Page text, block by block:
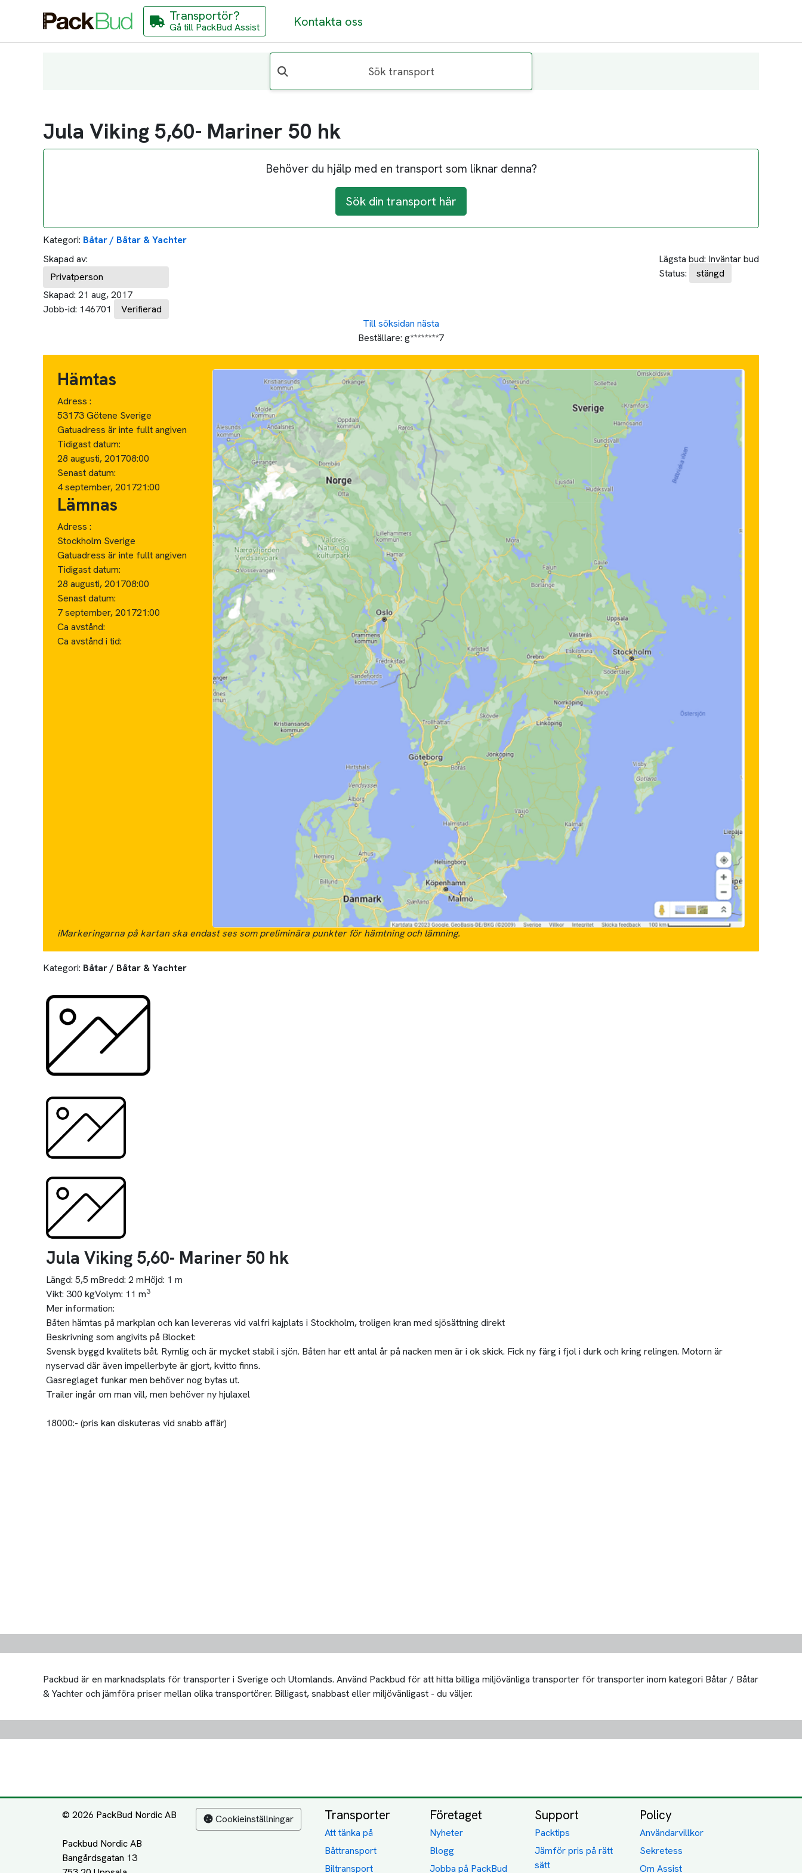
Transportör?
Gå till PackBud Assist Kontakta oss
Sök transport
Jula Viking 5,60- Mariner 50 hk
Behöver du hjälp med en transport som liknar denna?
Sök din transport här
Kategori: Båtar / Båtar & Yachter
Skapad av:
Privatperson
Skapad: 21 aug, 2017
Jobb-id: 146701 Verifierad
Lägsta bud: Inväntar bud
Status:
stängd
Till söksidan nästa
Beställare: g********7
Hämtas
Adress :
53173 Götene Sverige
Gatuadress är inte fullt angiven
Tidigast datum:
28 augusti, 201708:00
Senast datum:
4 september, 201721:00
Lämnas
Adress :
Stockholm Sverige
Gatuadress är inte fullt angiven
Tidigast datum:
28 augusti, 201708:00
Senast datum:
7 september, 201721:00
Ca avstånd:
Ca avstånd i tid:
iMarkeringarna på kartan ska endast ses som preliminära punkter för hämtning och lämning.
Kategori: Båtar / Båtar & Yachter
Jula Viking 5,60- Mariner 50 hk
Längd: 5,5 mBredd: 2 mHöjd: 1 m
Vikt: 300 kgVolym: 11 m3
Mer information:
Båten hämtas på markplan och kan levereras vid valfri kajplats i Stockholm, troligen kran med sjösättning direkt
Beskrivning som angivits på Blocket:
Svensk byggd kvalitets båt. Rymlig och är mycket stabil i sjön. Båten har ett antal år på nacken men är i ok skick. Fick ny färg i fjol i durk och kring relingen. Motorn är
nyservad där även impellerbyte är gjort, kvitto finns.
Gasreglaget funkar men behöver nog bytas ut.
Trailer ingår om man vill, men behöver ny hjulaxel
18000:- (pris kan diskuteras vid snabb affär)
Packbud är en marknadsplats för transporter i Sverige och Utomlands. Använd Packbud för att hitta billiga miljövänliga transporter för transporter inom kategori Båtar / Båtar
& Yachter och jämföra priser mellan olika transportörer. Billigast, snabbast eller miljövänligast - du väljer.
© 2026 PackBud Nordic AB
Packbud Nordic AB
Bangårdsgatan 13
Cookieinställningar Transporter
Att tänka på
Båttransport
Biltransport
Företaget
Nyheter
Blogg
Jobba på PackBud
Support
Packtips
Jämför pris på rätt
sätt
Policy
Användarvillkor
Sekretess
Om Assist